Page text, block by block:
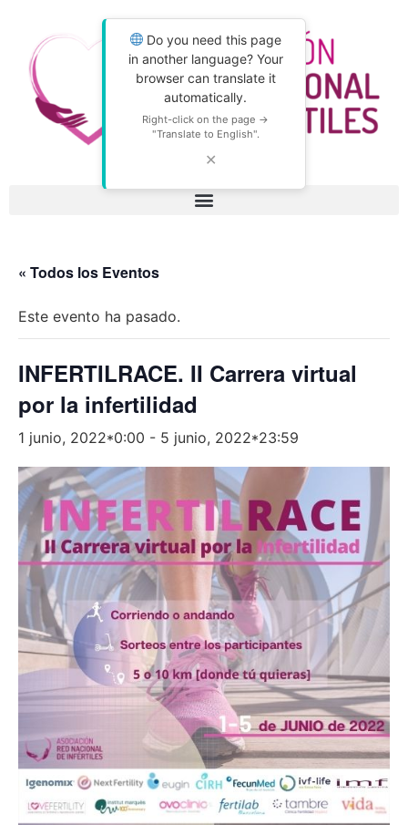
Do you need this page
in another language? Your
browser can translate it
automatically.
Right-click on the page →
"Translate to English".
✕
« Todos los Eventos
Este evento ha pasado.
INFERTILRACE. II Carrera virtual
por la infertilidad
1 junio, 2022*0:00 - 5 junio, 2022*23:59